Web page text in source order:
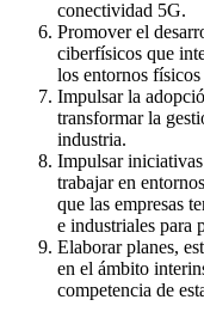
conectividad 5G.
Promover el
ciberfísicos que
los entornos
Impulsar la
transformar la
industria.
Impulsar
trabajar en
que las empresas
e industriales para
Elaborar planes,
en el ámbito
competencia de